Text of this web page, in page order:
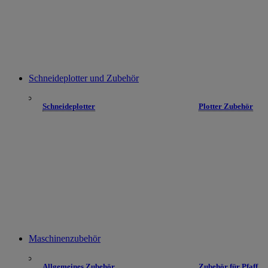
Schneideplotter und Zubehör
Schneideplotter Plotter Zubehör
Maschinenzubehör